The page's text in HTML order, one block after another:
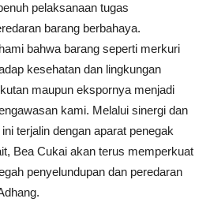
pelaksanaan tugas
barang berbahaya.
bahwa barang seperti merkuri
kesehatan dan lingkungan
maupun ekspornya menjadi
kami. Melalui sinergi dan
terjalin dengan aparat penegak
Bea Cukai akan terus memperkuat
penyelundupan dan peredaran